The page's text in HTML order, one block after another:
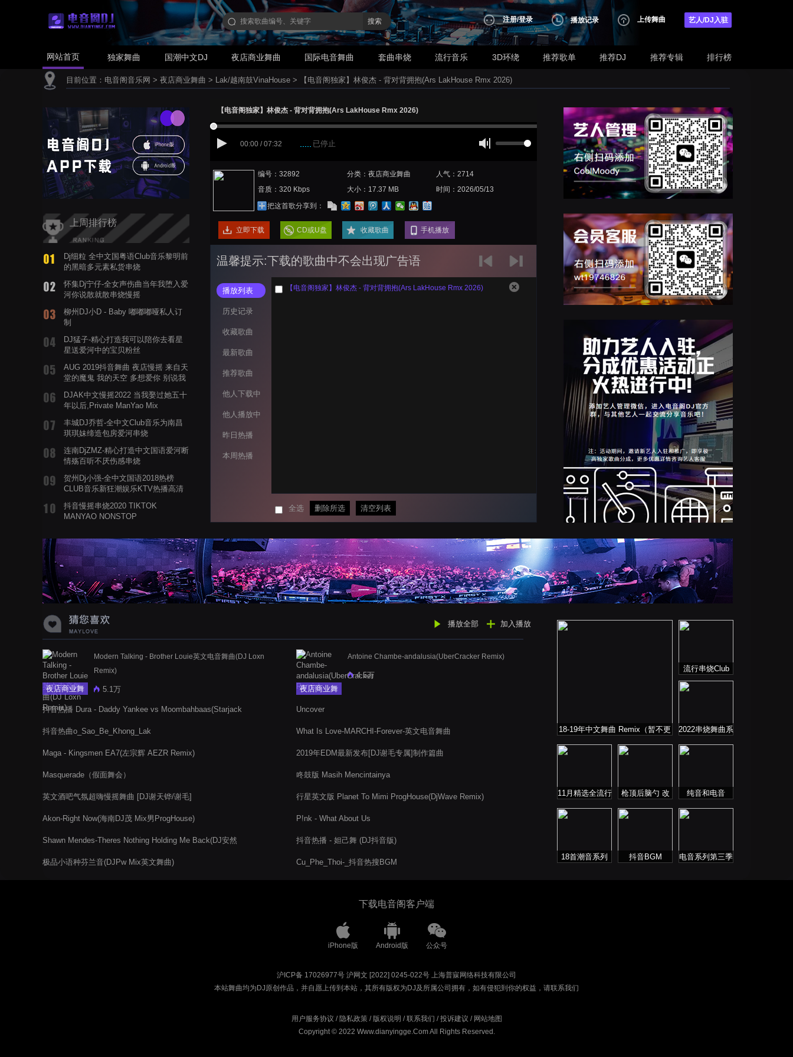
搜索 注册/登录 播放记录 上传舞曲 艺人/DJ入驻
网站首页 独家舞曲 国潮中文DJ 夜店商业舞曲 国际电音舞曲 套曲串烧 流行音乐 3D环绕 推荐歌单 推荐DJ 推荐专辑 排行榜
目前位置： 电音阁音乐网 > 夜店商业舞曲 > Lak/越南鼓VinaHouse > 【电音阁独家】林俊杰 - 背对背拥抱(Ars LakHouse Rmx 2026)
上周排行榜
Dj细粒 全中文国粤语Club音乐黎明前
的黑暗多元素私货串烧
怀集Dj宁仔-全女声伤曲当年我堕入爱
河你说散就散串烧慢摇
柳州DJ小D - Baby 嘟嘟嘟哑私人订
制
DJ猛子-精心打造我可以陪你去看星
星送爱河中的宝贝粉丝
AUG 2019抖音舞曲 夜店慢摇 来自天
堂的魔鬼 我的天空 多想爱你 别说我
DJAK中文慢摇2022 当我娶过她五十
年以后,Private ManYao Mix
丰城DJ乔哲-全中文Club音乐为南昌
琪琪妹缔造包房爱河串烧
连南DjZMZ-精心打造中文国语爱河断
情殇百听不厌伤感串烧
贺州Dj小强-全中文国语2018热榜
CLUB音乐新狂潮娱乐KTV热播高清
抖音慢摇串烧2020 TIKTOK
MANYAO NONSTOP
蝉爸爸妈妈爱存在夏天的风是想你的
声音啊
【电音阁独家】林俊杰 - 背对背拥抱(Ars LakHouse Rmx 2026)
00:00 / 07:32 已停止
编号：32892 分类：夜店商业舞曲
人气：2714
音质：320 Kbps
大小：17.37 MB
时间：2026/05/13
把这首歌分享到：
立即下载 CD或U盘 收藏歌曲 手机播放
温馨提示:下载的歌曲中不会出现广告语
播放列表
历史记录
收藏歌曲
最新歌曲
推荐歌曲
他人下载中
他人播放中
昨日热播
本周热播
【电音阁独家】林俊杰 - 背对背拥抱(Ars LakHouse Rmx 2026)
全选 删除所选 清空列表
播放全部 加入播放
夜店商业舞
曲
Modern Talking - Brother Louie英文电音舞曲(DJ Loxn
Remix)
5.1万
抖音热播 Dura - Daddy Yankee vs Moombahbaas(Starjack
抖音热曲o_Sao_Be_Khong_Lak
Maga - Kingsmen EA7(左宗辉 AEZR Remix)
Masquerade（假面舞会）
英文酒吧气氛超嗨慢摇舞曲 [DJ谢天铧/谢毛]
Akon-Right Now(海南DJ茂 Mix男ProgHouse)
Shawn Mendes-Theres Nothing Holding Me Back(DJ安然
极品小语种芬兰音(DJPw Mix英文舞曲)
夜店商业舞
Antoine Chambe-andalusia(UberCracker Remix)
4.5万
Uncover
What Is Love-MARCHI-Forever-英文电音舞曲
2019年EDM最新发布[DJ谢毛专属]制作篇曲
咚鼓版 Masih Mencintainya
行星英文版 Planet To Mimi ProgHouse(DjWave Remix)
P!nk - What About Us
抖音热播 - 妲己舞 (DJ抖音版)
Cu_Phe_Thoi-_抖音热搜BGM
18-19年中文舞曲 Remix（暂不更
流行串烧Club
2022串烧舞曲系
11月精选全流行
枪顶后脑勺 改
纯音和电音
18首潮音系列 抖音BGM 电音系列第三季
下载电音阁客户端
iPhone版 Android版 公众号
沪ICP备 17026977号 沪网文 [2022] 0245-022号 上海普寐网络科技有限公司
本站舞曲均为DJ原创作品，并自愿上传到本站，其所有版权为DJ及所属公司拥有，如有侵犯到你的权益，请联系我们
用户服务协议 / 隐私政策/ 版权说明 /联系我们 /投诉建议 / 网站地图
Copyright © 2022 Www.dianyingge.Com All Rights Reserved.